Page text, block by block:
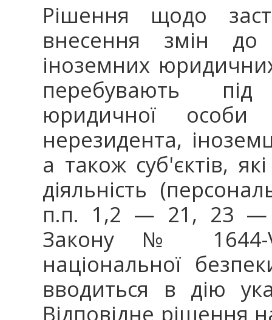
Рішення щодо
внесення змін
іноземних
перебувають
юридичної
нерезидента,
а також суб'єктів,
діяльність
п.п. 1,2 — 21, 23 —
Закону № 1644-
національної
вводиться в дію
Відповідне рішення